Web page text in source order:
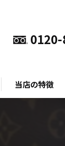
当店の特徴